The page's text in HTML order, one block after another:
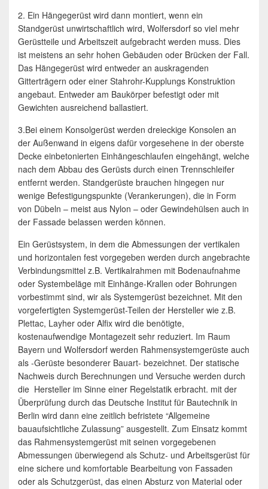
2. Ein Hängegerüst wird dann montiert, wenn ein
Standgerüst unwirtschaftlich wird, Wolfersdorf so viel mehr
Gerüstteile und Arbeitszeit aufgebracht werden muss. Dies
ist meistens an sehr hohen Gebäuden oder Brücken der Fall.
Das Hängegerüst wird entweder an auskragenden
Gitterträgern oder einer Stahrohr-Kupplungs Konstruktion
angebaut. Entweder am Baukörper befestigt oder mit
Gewichten ausreichend ballastiert.
3.Bei einem Konsolgerüst werden dreieckige Konsolen an
der Außenwand in eigens dafür vorgesehene in der oberste
Decke einbetonierten Einhängeschlaufen eingehängt, welche
nach dem Abbau des Gerüsts durch einen Trennschleifer
entfernt werden. Standgerüste brauchen hingegen nur
wenige Befestigungspunkte (Verankerungen), die in Form
von Dübeln – meist aus Nylon – oder Gewindehülsen auch in
der Fassade belassen werden können.
Ein Gerüstsystem, in dem die Abmessungen der vertikalen
und horizontalen fest vorgegeben werden durch angebrachte
Verbindungsmittel z.B. Vertikalrahmen mit Bodenaufnahme
oder Systembeläge mit Einhänge-Krallen oder Bohrungen
vorbestimmt sind, wir als Systemgerüst bezeichnet. Mit den
vorgefertigten Systemgerüst-Teilen der Hersteller wie z.B.
Plettac, Layher oder Alfix wird die benötigte,
kostenaufwendige Montagezeit sehr reduziert. Im Raum
Bayern und Wolfersdorf werden Rahmensystemgerüste auch
als -Gerüste besonderer Bauart- bezeichnet. Der statische
Nachweis durch Berechnungen und Versuche werden durch
die Hersteller im Sinne einer Regelstatik erbracht. mit der
Überprüfung durch das Deutsche Institut für Bautechnik in
Berlin wird dann eine zeitlich befristete “Allgemeine
bauaufsichtliche Zulassung” ausgestellt. Zum Einsatz kommt
das Rahmensystemgerüst mit seinen vorgegebenen
Abmessungen überwiegend als Schutz- und Arbeitsgerüst für
eine sichere und komfortable Bearbeitung von Fassaden
oder als Schutzgerüst, das einen Absturz von Material oder